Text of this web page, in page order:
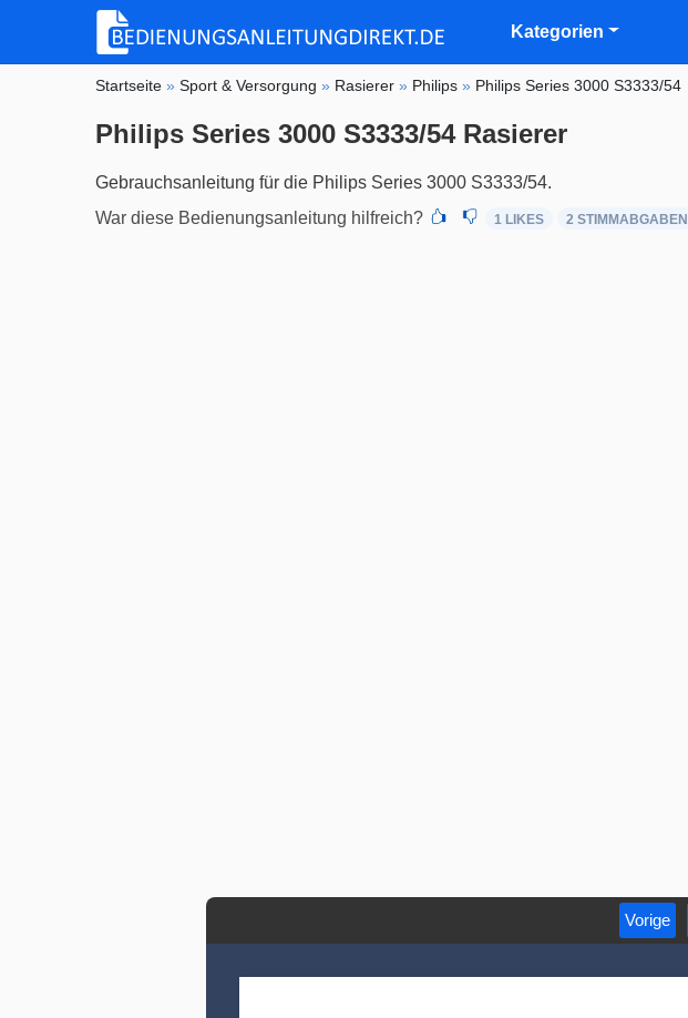
Kategorien
Startseite »Sport & Versorgung » Rasierer » Philips » Philips Series 3000 S3333/54
Philips Series 3000 S3333/54 Rasierer
Gebrauchsanleitung für die Philips Series 3000 S3333/54.
War diese Bedienungsanleitung hilfreich?
1 LIKES 2 STIMMABGABEN
Vorige